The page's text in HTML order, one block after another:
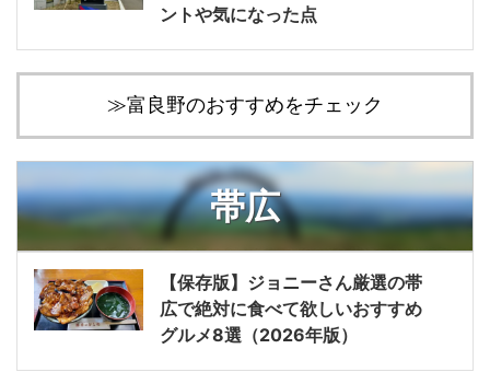
ントや気になった点
≫富良野のおすすめをチェック
帯広
【保存版】ジョニーさん厳選の帯
広で絶対に食べて欲しいおすすめ
グルメ8選（2026年版）